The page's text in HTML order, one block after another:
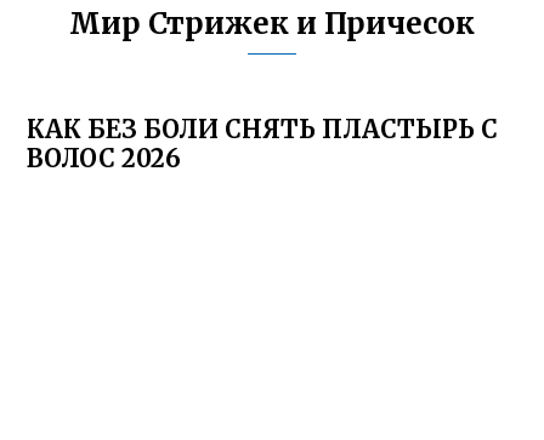
Мир Стрижек и Причесок
КАК БЕЗ БОЛИ СНЯТЬ ПЛАСТЫРЬ С
ВОЛОС 2026